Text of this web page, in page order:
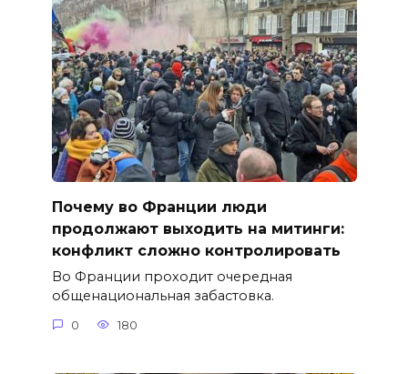
Почему во Франции люди
продолжают выходить на митинги:
конфликт сложно контролировать
Во Франции проходит очередная
общенациональная забастовка.
0 180